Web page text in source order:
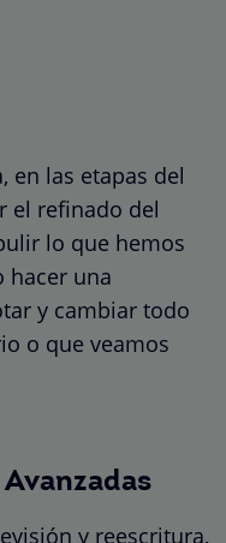
en las etapas del
el refinado del
lo que hemos
hacer una
y cambiar todo
o que veamos
y reescritura,